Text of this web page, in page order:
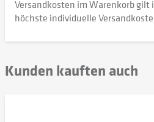
Versandkosten im Warenkorb gilt
höchste individuelle
Kunden kauften auch